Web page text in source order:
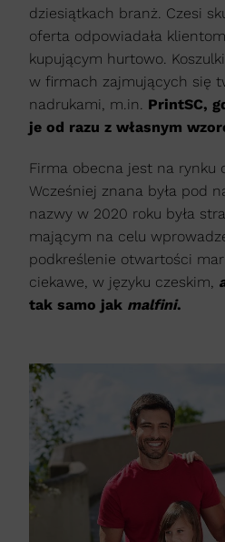
dziesiątkach branż. Czesi
oferta odpowiadała
kupującym hurtowo.
w firmach zajmujących się
nadrukami, m.in.
PrintSC,
je od razu z własnym
Firma obecna jest na rynku
Wcześniej znana była pod
nazwy w 2020 roku była
mającym na celu
podkreślenie otwartości
ciekawe, w języku czeskim,
tak samo jak malfini.